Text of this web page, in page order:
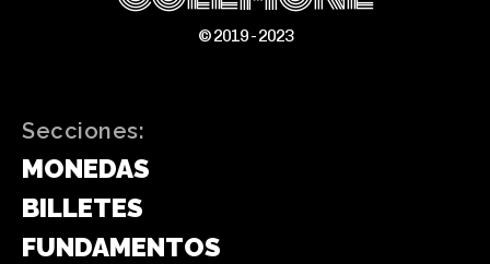
© 2019 - 2023
Secciones:
MONEDAS
BILLETES
FUNDAMENTOS